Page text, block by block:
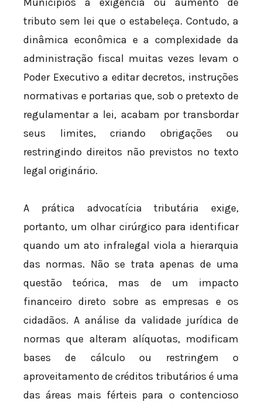
tributo sem lei que o estabeleça. Contudo, a
dinâmica econômica e a complexidade da
administração fiscal muitas vezes levam o
Poder Executivo a editar decretos, instruções
normativas e portarias que, sob o pretexto de
regulamentar a lei, acabam por transbordar
seus limites, criando obrigações ou
restringindo direitos não previstos no texto
legal originário.
A prática advocatícia tributária exige,
portanto, um olhar cirúrgico para identificar
quando um ato infralegal viola a hierarquia
das normas. Não se trata apenas de uma
questão teórica, mas de um impacto
financeiro direto sobre as empresas e os
cidadãos. A análise da validade jurídica de
normas que alteram alíquotas, modificam
bases de cálculo ou restringem o
aproveitamento de créditos tributários é uma
das áreas mais férteis para o contencioso